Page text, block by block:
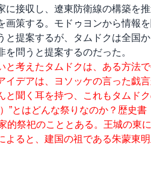
接収し、遼東防衛線の構築を
策する。モドゥヨンから情報
提案するが、タムドクは全国
問うと提案するのだった。
考えたタムドクは、ある方法
デアは、ヨソッケの言った戯
聞く耳を持つ、これもタムドク
”とはどんな祭りなのか？歴史
祭祀のこととある。王城の東
ると、建国の祖である朱蒙東